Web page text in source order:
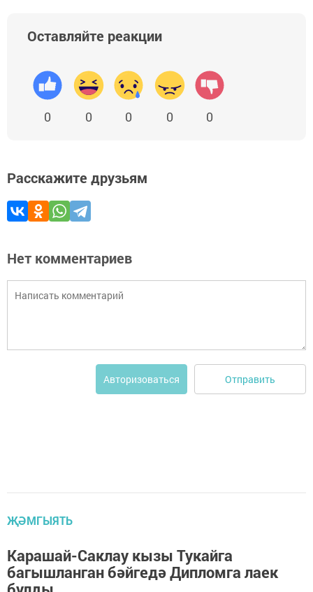
Оставляйте реакции
0 0 0 0 0
Расскажите друзьям
Нет комментариев
Авторизоваться Отправить
ҖӘМГЫЯТЬ
Карашай-Саклау кызы Тукайга
багышланган бәйгедә Дипломга лаек